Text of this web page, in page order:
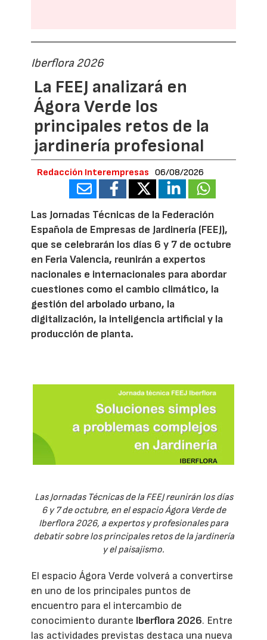
Iberflora 2026
La FEEJ analizará en
Ágora Verde los
principales retos de la
jardinería profesional
Redacción Interempresas 06/08/2026
Las Jornadas Técnicas de la Federación
Española de Empresas de Jardinería (FEEJ),
que se celebrarán los días 6 y 7 de octubre
en Feria Valencia, reunirán a expertos
nacionales e internacionales para abordar
cuestiones como el cambio climático, la
gestión del arbolado urbano, la
digitalización, la inteligencia artificial y la
producción de planta.
Las Jornadas Técnicas de la FEEJ reunirán los días
6 y 7 de octubre, en el espacio Ágora Verde de
Iberflora 2026, a expertos y profesionales para
debatir sobre los principales retos de la jardinería
y el paisajismo.
El espacio Ágora Verde volverá a convertirse
en uno de los principales puntos de
encuentro para el intercambio de
conocimiento durante Iberflora 2026. Entre
las actividades previstas destaca una nueva